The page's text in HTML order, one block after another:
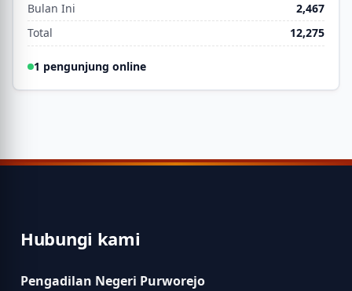
Bulan Ini
2,467
Total
12,275
1 pengunjung online
Hubungi kami
Pengadilan Negeri Purworejo